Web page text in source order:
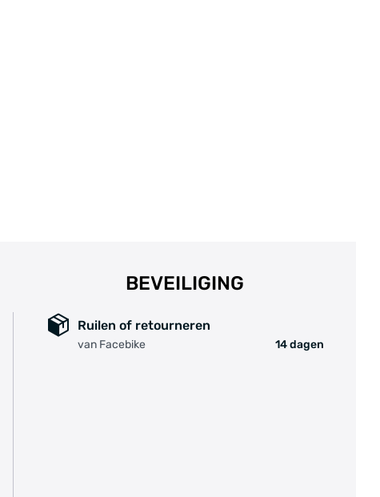
BEVEILIGING
Ruilen of retourneren
van Facebike 14 dagen